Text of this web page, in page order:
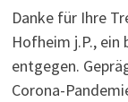
Danke für Ihre
Hofheim j.P., ein
entgegen.
Corona-